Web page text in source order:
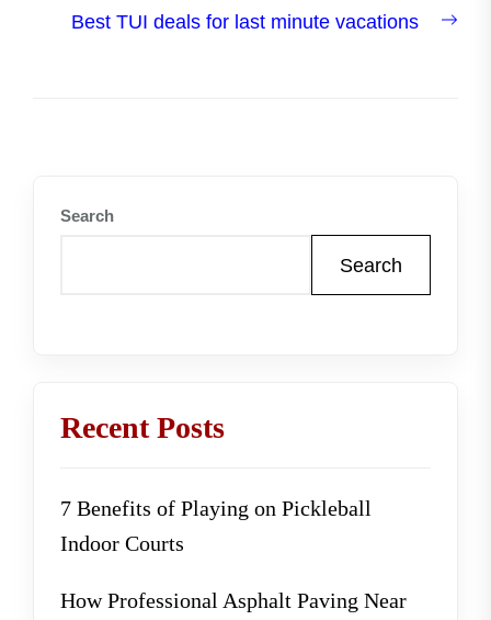
Best TUI deals for last minute vacations
Search
Search
Recent Posts
7 Benefits of Playing on Pickleball
Indoor Courts
How Professional Asphalt Paving Near